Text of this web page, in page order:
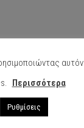
αυτόν
Περισσότερα
Ρυθμίσεις